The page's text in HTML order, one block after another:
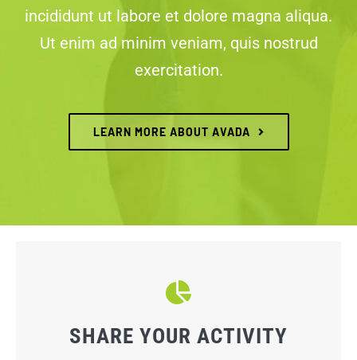
incididunt ut labore et dolore magna aliqua.
Ut enim ad minim veniam, quis nostrud
exercitation.
LEARN MORE ABOUT AVADA
SHARE YOUR ACTIVITY